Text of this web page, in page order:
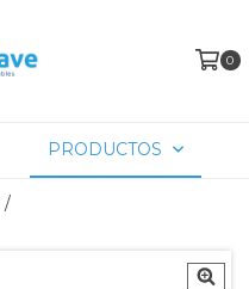
0
PRODUCTOS
/